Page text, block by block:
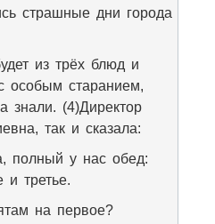
страшные дни города
из трёх блюд и
особым старанием,
знали. (4)Директор
так и сказала:
полный у нас обед:
и третье.
на первое?